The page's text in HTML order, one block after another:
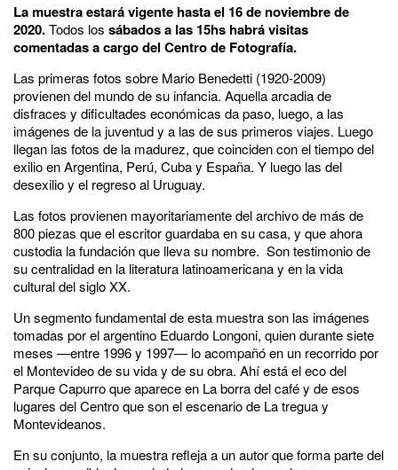
La muestra estará vigente hasta el 16 de noviembre de
2020.Todos los sábados a las 15hs habrá visitas
comentadas a cargo del Centro de Fotografía.
Las primeras fotos sobre Mario Benedetti (1920-2009)
provienen del mundo de su infancia. Aquella arcadia de
disfraces y dificultades económicas da paso, luego, a las
imágenes de la juventud y a las de sus primeros viajes. Luego
llegan las fotos de la madurez, que coinciden con el tiempo del
exilio en Argentina, Perú, Cuba y España. Y luego las del
desexilio y el regreso al Uruguay.
Las fotos provienen mayoritariamente del archivo de más de
800 piezas que el escritor guardaba en su casa, y que ahora
custodia la fundación que lleva su nombre. Son testimonio de
su centralidad en la literatura latinoamericana y en la vida
cultural del siglo XX.
Un segmento fundamental de esta muestra son las imágenes
tomadas por el argentino Eduardo Longoni, quien durante siete
meses —entre 1996 y 1997— lo acompañó en un recorrido por
el Montevideo de su vida y de su obra. Ahí está el eco del
Parque Capurro que aparece en La borra del café y de esos
lugares del Centro que son el escenario de La tregua y
Montevideanos.
En su conjunto, la muestra refleja a un autor que forma parte del